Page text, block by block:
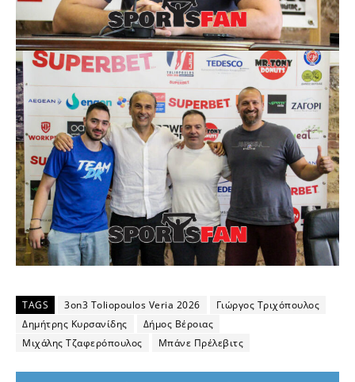
TAGS 3on3 Toliopoulos Veria 2026
Γιώργος Τριχόπουλος
Δημήτρης Κυρσανίδης
Δήμος Βέροιας
Μιχάλης Τζαφερόπουλος
Μπάνε Πρέλεβιτς